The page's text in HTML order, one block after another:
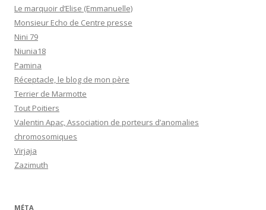
Le marquoir d’Elise (Emmanuelle)
Monsieur Echo de Centre presse
Nini 79
Niunia18
Pamina
Réceptacle, le blog de mon père
Terrier de Marmotte
Tout Poitiers
Valentin Apac, Association de porteurs d’anomalies
chromosomiques
Virjaja
Zazimuth
MÉTA